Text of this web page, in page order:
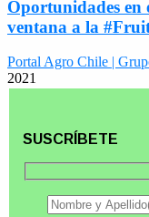
Oportunidades en
ventana a la
Portal Agro Chile |
2021
SUSCRÍBETE